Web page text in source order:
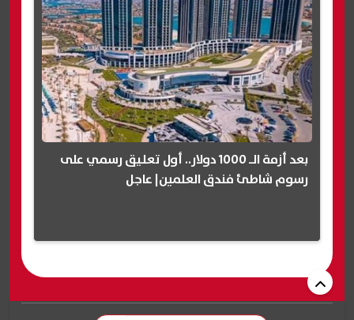
بعد أزمة الـ 1000 دولار.. أول تعليق رسمي على
رسوم شاطئ فندق العلمين| عاجل